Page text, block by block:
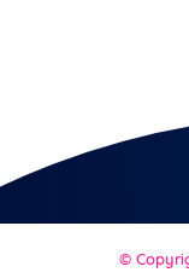
©